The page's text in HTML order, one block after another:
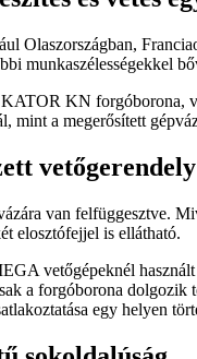
Olaszországban,
munkaszélességekkel
KN forgóborona,
mint a megerősített
vetőgerendely
van felfüggesztve.
elosztófejjel is ellátható.
vetőgépeknél
a forgóborona
egy helyen